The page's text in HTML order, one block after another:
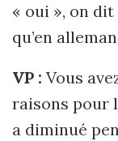
« oui », on
qu’en
VP : Vous
raisons pour
a diminué